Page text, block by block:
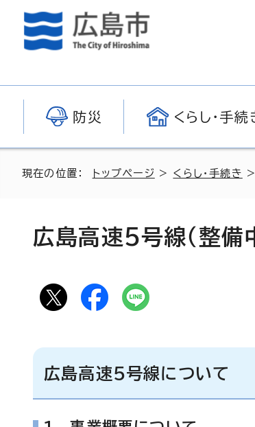
防災 くらし・手続
現在の位置： トップページ > くらし・手続き
広島高速5号線（整備
広島高速5号線について